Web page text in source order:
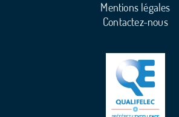
Mentions légales
Contactez-nous